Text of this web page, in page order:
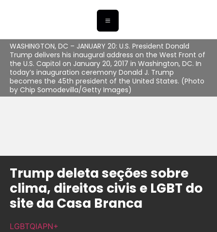
WASHINGTON, DC – JANUARY 20: U.S. President Donald
Trump delivers his inaugural address on the West Front of
the U.S. Capitol on January 20, 2017 in Washington, DC. In
today’s inauguration ceremony Donald J. Trump
becomes the 45th president of the United States. (Photo
by Chip Somodevilla/Getty Images)
Trump deleta seções sobre
clima, direitos civis e LGBT do
site da Casa Branca
LGBTQIAPN+